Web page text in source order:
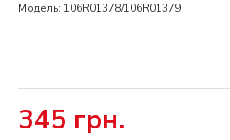
345 грн.
Модель: 106R01378/106R01379